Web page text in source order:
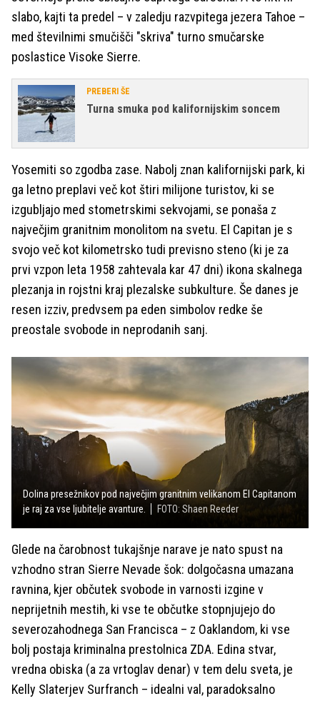
slabo, kajti ta predel – v zaledju razvpitega jezera Tahoe –
med številnimi smučišči "skriva" turno smučarske
poslastice Visoke Sierre.
PREBERI ŠE
Turna smuka pod kalifornijskim soncem
Yosemiti so zgodba zase. Nabolj znan kalifornijski park, ki
ga letno preplavi več kot štiri milijone turistov, ki se
izgubljajo med stometrskimi sekvojami, se ponaša z
največjim granitnim monolitom na svetu. El Capitan je s
svojo več kot kilometrsko tudi previsno steno (ki je za
prvi vzpon leta 1958 zahtevala kar 47 dni) ikona skalnega
plezanja in rojstni kraj plezalske subkulture. Še danes je
resen izziv, predvsem pa eden simbolov redke še
preostale svobode in neprodanih sanj.
Dolina presežnikov pod največjim granitnim velikanom El Capitanom
je raj za vse ljubitelje avanture.
FOTO: Shaen Reeder
Glede na čarobnost tukajšnje narave je nato spust na
vzhodno stran Sierre Nevade šok: dolgočasna umazana
ravnina, kjer občutek svobode in varnosti izgine v
neprijetnih mestih, ki vse te občutke stopnjujejo do
severozahodnega San Francisca – z Oaklandom, ki vse
bolj postaja kriminalna prestolnica ZDA. Edina stvar,
vredna obiska (a za vrtoglav denar) v tem delu sveta, je
Kelly Slaterjev Surfranch – idealni val, paradoksalno